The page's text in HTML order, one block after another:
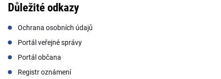
Důležité odkazy
Ochrana osobních údajů
Portál veřejné správy
Portál občana
Registr oznámení